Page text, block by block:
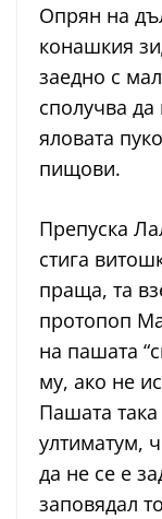
Опрян на
конашкия
заедно с
сполучва
яловата
пищови.
Препуска
стига
праща, та
протопоп
на пашата
му, ако не
Пашата
ултиматум,
да не се е
заповядал